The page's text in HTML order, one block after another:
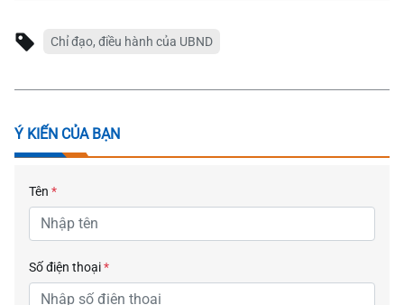
Chỉ đạo, điều hành của UBND
Ý KIẾN CỦA BẠN
Tên *
Số điện thoại*